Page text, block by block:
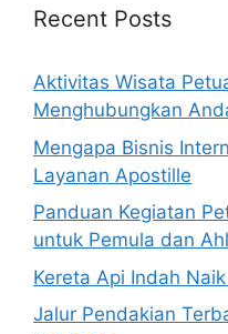
Recent Posts
Aktivitas Wisata
Menghubungkan
Mengapa Bisnis
Layanan Apostille
Panduan Kegiatan
untuk Pemula dan
Kereta Api Indah
Jalur Pendakian